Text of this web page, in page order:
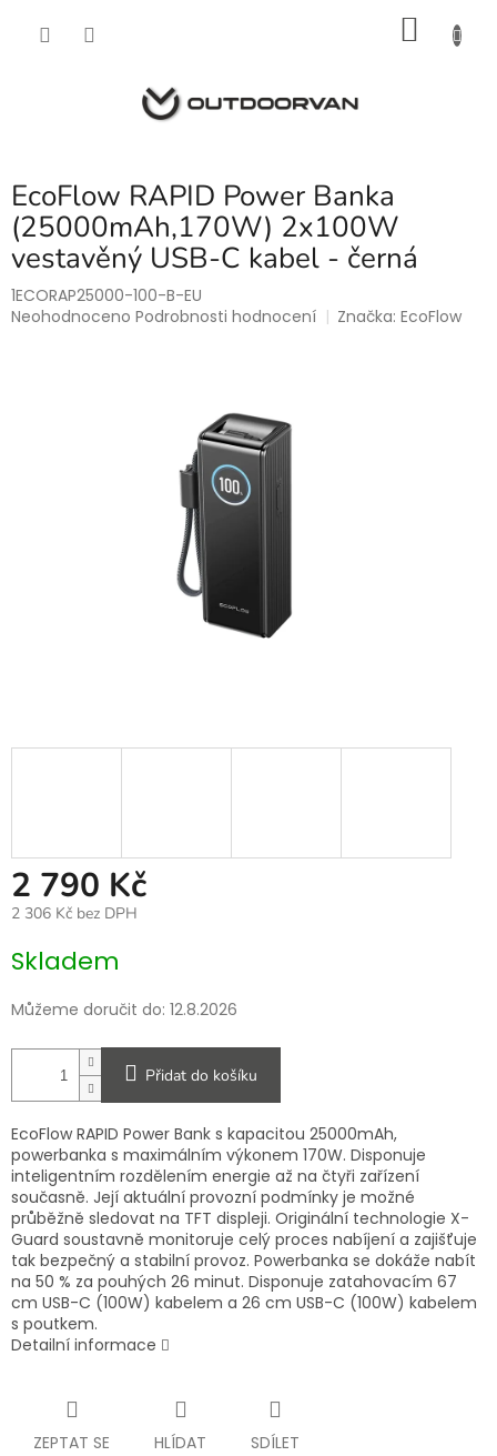
EcoFlow RAPID Power Banka
(25000mAh,170W) 2x100W
vestavěný USB-C kabel - černá
1ECORAP25000-100-B-EU
Průměrné
Neohodnoceno Podrobnosti hodnocení Značka:EcoFlow
2 790 Kč
2 306 Kč bez DPH
cena:
Skladem
Můžeme doručit do: 12.8.2026
Přidat do košíku
EcoFlow RAPID Power Bank s kapacitou 25000mAh,
powerbanka s maximálním výkonem 170W. Disponuje
inteligentním rozdělením energie až na čtyři zařízení
současně. Její aktuální provozní podmínky je možné
průběžně sledovat na TFT displeji. Originální technologie X-
Guard soustavně monitoruje celý proces nabíjení a zajišťuje
tak bezpečný a stabilní provoz. Powerbanka se dokáže nabít
na 50 % za pouhých 26 minut. Disponuje zatahovacím 67
cm USB-C (100W) kabelem a 26 cm USB-C (100W) kabelem
s poutkem.
Detailní informace
ZEPTAT SE HLÍDAT SDÍLET